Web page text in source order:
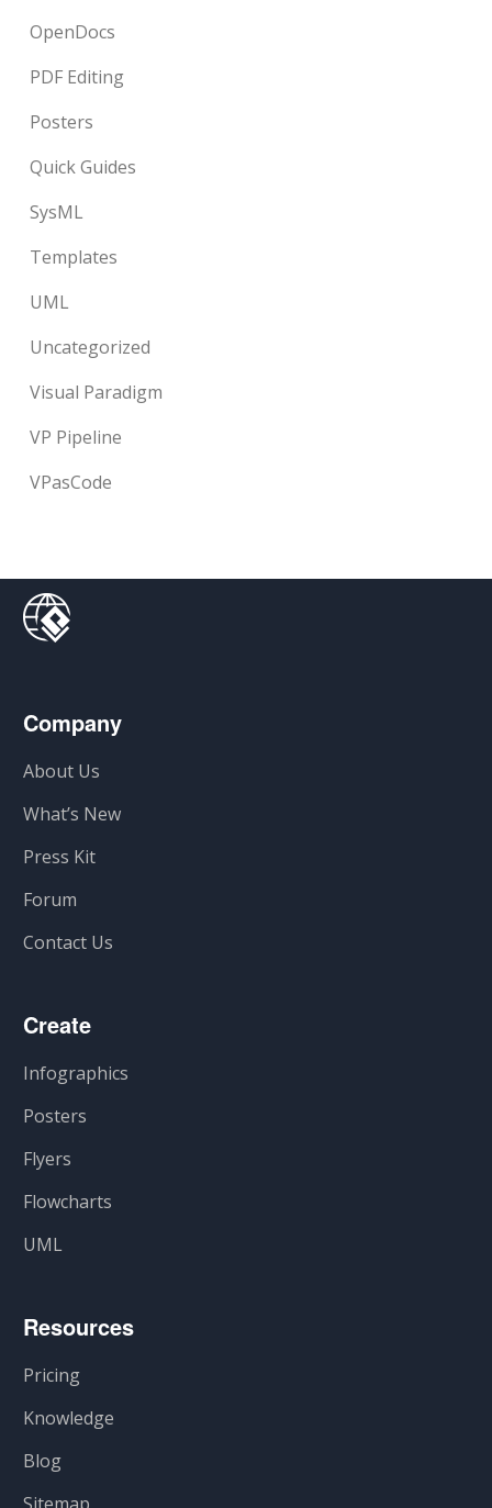
OpenDocs
PDF Editing
Posters
Quick Guides
SysML
Templates
UML
Uncategorized
Visual Paradigm
VP Pipeline
VPasCode
Company
About Us
What’s New
Press Kit
Forum
Contact Us
Create
Infographics
Posters
Flyers
Flowcharts
UML
Resources
Pricing
Knowledge
Blog